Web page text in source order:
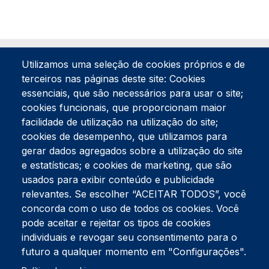
Tel:234 390 100 Fax:234 390 100
Endereço Postal
Apartado 42
Rua Gil Eanes 31
3834-908 Gafanha da Nazaré
Estúdios
Rua Prior Guerra
Edifício do Centro Cultural da Gafanha da Nazaré
3830-556 Gafanha da Nazaré
Utilizamos uma seleção de cookies próprios e de
terceiros nas páginas deste site: Cookies
essenciais, que são necessários para usar o site;
cookies funcionais, que proporcionam maior
facilidade de utilização na utilização do site;
cookies de desempenho, que utilizamos para
gerar dados agregados sobre a utilização do site
e estatísticas; e cookies de marketing, que são
usados para exibir conteúdo e publicidade
relevantes. Se escolher “ACEITAR TODOS”, você
concorda com o uso de todos os cookies. Você
pode aceitar e rejeitar os tipos de cookies
individuais e revogar seu consentimento para o
futuro a qualquer momento em "Configurações".